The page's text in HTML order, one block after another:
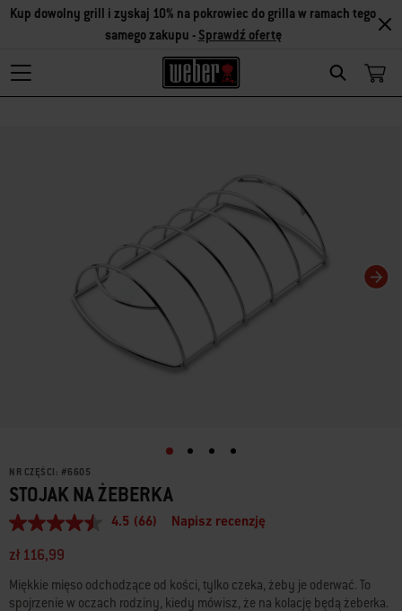
Search
Kup dowolny grill i zyskaj 10% na pokrowiec do grilla w ramach tego
samego zakupu - Sprawdź ofertę
NR CZĘŚCI: #6605
STOJAK NA ŻEBERKA
4.5
5
średnia
wartość
4.5 (66) Napisz recenzję
zł 116,99
Miękkie mięso odchodzące od kości, tylko czeka, żeby je oderwać. To
spojrzenie w oczach rodziny, kiedy mówisz, że na kolację będą żeberka.